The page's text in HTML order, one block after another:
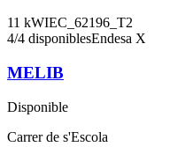
11 kWIEC_62196_T2
4/4 disponiblesEndesa X
MELIB
Disponible
Carrer de s'Escola